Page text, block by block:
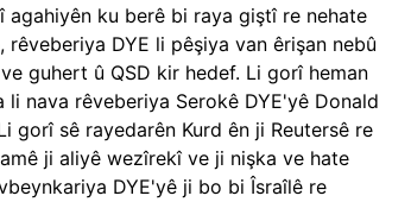
ku berê bi raya giştî re nehate
DYE li pêşiya van êrişan nebû
guhert û QSD kir hedef. Li gorî heman
nava rêveberiya Serokê DYE'yê Donald
gorî sê rayedarên Kurd ên ji Reutersê re
ji aliyê wezîrekî ve ji nişka ve hate
DYE'yê ji bo bi Îsraîlê re